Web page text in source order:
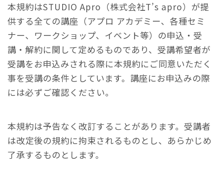
本規約はSTUDIO Apro（株式会社T’s apro）が提
供する全ての講座（アプロ アカデミー、各種セミ
ナー、ワークショップ、イベント等）の申込・受
講・解約に関して定めるものであり、受講希望者が
受講をお申込みされる際に本規約にご同意いただく
事を受講の条件としています。講座にお申込みの際
には必ずご確認ください。
本規約は予告なく改訂することがあります。受講者
は改定後の規約に拘束されるものとし、あらかじめ
了承するものとします。